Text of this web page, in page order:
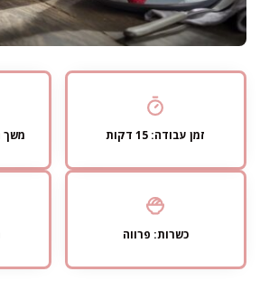
זמן עבודה: 15 דקות משך
כשרות: פרווה